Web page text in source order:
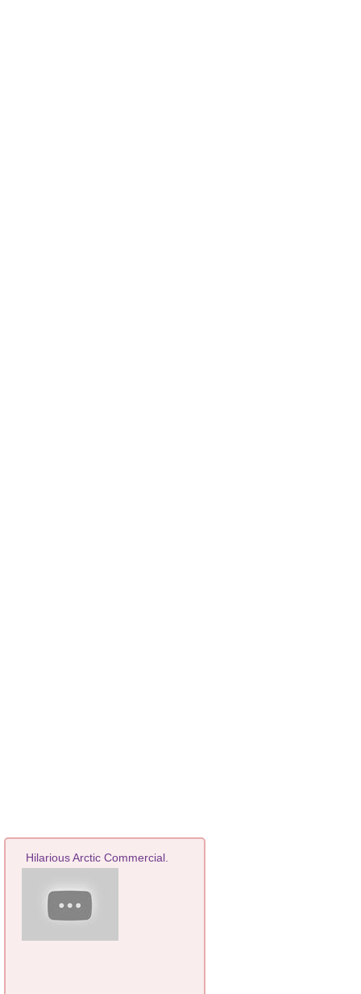
Hilarious Arctic Commercial.